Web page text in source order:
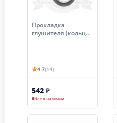
Прокладка
глушителя (кольцо)
★4.7(14)
542 ₽
Нет в наличии